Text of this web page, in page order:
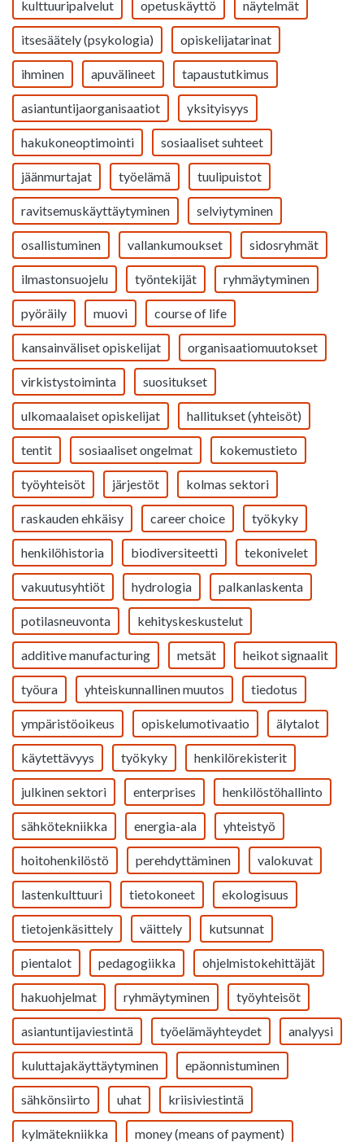
kulttuuripalvelut opetuskäyttö näytelmät
itsesäätely (psykologia) opiskelijatarinat
ihminen apuvälineet tapaustutkimus
asiantuntijaorganisaatiot yksityisyys
hakukoneoptimointi sosiaaliset suhteet
jäänmurtajat työelämä tuulipuistot
ravitsemuskäyttäytyminen selviytyminen
osallistuminen vallankumoukset sidosryhmät
ilmastonsuojelu työntekijät ryhmäytyminen
pyöräily muovi course of life
kansainväliset opiskelijat organisaatiomuutokset
virkistystoiminta suositukset
ulkomaalaiset opiskelijat hallitukset (yhteisöt)
tentit sosiaaliset ongelmat kokemustieto
työyhteisöt järjestöt kolmas sektori
raskauden ehkäisy career choice työkyky
henkilöhistoria biodiversiteetti tekonivelet
vakuutusyhtiöt hydrologia palkanlaskenta
potilasneuvonta kehityskeskustelut
additive manufacturing metsät heikot signaalit
työura yhteiskunnallinen muutos tiedotus
ympäristöoikeus opiskelumotivaatio älytalot
käytettävyys työkyky henkilörekisterit
julkinen sektori enterprises henkilöstöhallinto
sähkötekniikka energia-ala yhteistyö
hoitohenkilöstö perehdyttäminen valokuvat
lastenkulttuuri tietokoneet ekologisuus
tietojenkäsittely väittely kutsunnat
pientalot pedagogiikka ohjelmistokehittäjät
hakuohjelmat ryhmäytyminen työyhteisöt
asiantuntijaviestintä työelämäyhteydet analyysi
kuluttajakäyttäytyminen epäonnistuminen
sähkönsiirto uhat kriisiviestintä
kylmätekniikka money (means of payment)